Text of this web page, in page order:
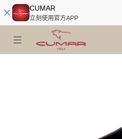
CUMAR
立刻使用官方APP